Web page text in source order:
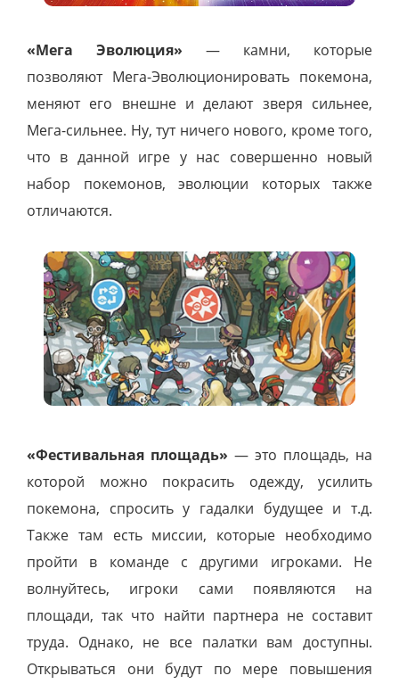
«Мега Эволюция» — камни, которые
позволяют Мега-Эволюционировать покемона,
меняют его внешне и делают зверя сильнее,
Мега-сильнее. Ну, тут ничего нового, кроме того,
что в данной игре у нас совершенно новый
набор покемонов, эволюции которых также
отличаются.
«Фестивальная площадь» — это площадь, на
которой можно покрасить одежду, усилить
покемона, спросить у гадалки будущее и т.д.
Также там есть миссии, которые необходимо
пройти в команде с другими игроками. Не
волнуйтесь, игроки сами появляются на
площади, так что найти партнера не составит
труда. Однако, не все палатки вам доступны.
Открываться они будут по мере повышения